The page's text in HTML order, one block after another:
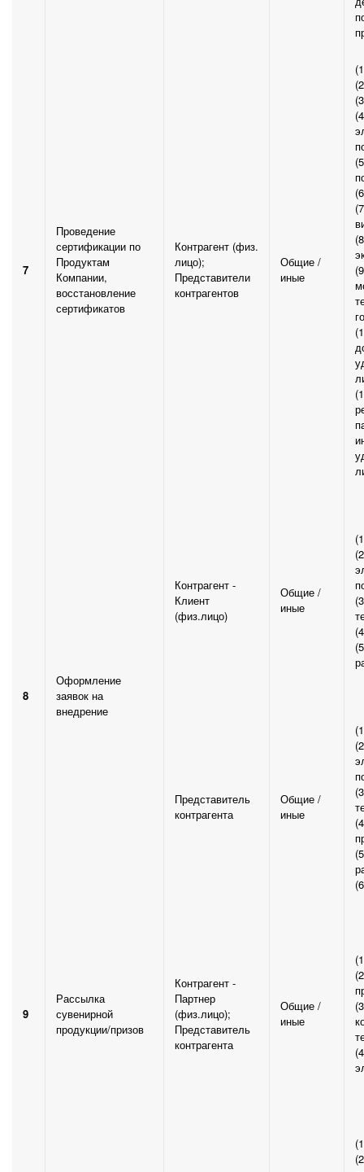
7
Проведение
сертификации по
Продуктам
Компании,
восстановление
сертификатов
Контрагент (физ.
лицо);
Представители
контрагентов
Общие /
иные
8
Оформление
заявок на
внедрение
Контрагент -
Клиент
(физ.лицо)
Общие /
иные
Представитель
контрагента
Общие /
иные
9
Рассылка
сувенирной
продукции/призов
Контрагент -
Партнер
(физ.лицо);
Представитель
контрагента
Общие /
иные